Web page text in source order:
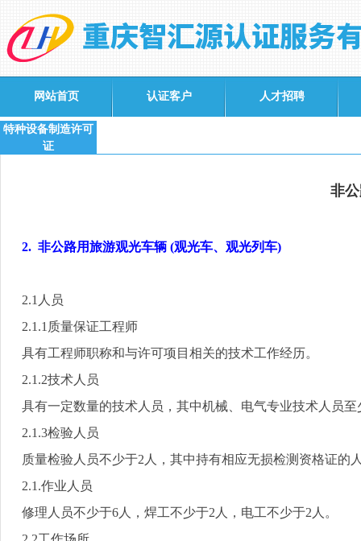
网站首页 认证客户 人才招聘
特种设备制造许可
证
非
2. 非公路用旅游观光车辆 (观光车、观光列车)
2.1 人员
2.1.1 质量保证工程师
具有工程师职称和与许可项目相关的技术工作经历。
2.1.2技术人员
具有一定数量的技术人员，其中机械、电气专业技术人员至
2.1.3检验人员
质量检验人员不少于2 人，其中持有相应无损检测资格证的
2.1.作业人员
修理人员不少于6 人，焊工不少于2 人，电工不少于2 人。